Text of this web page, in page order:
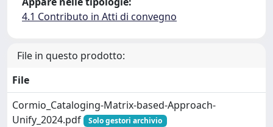
4.1 Contributo in Atti di convegno
File in questo prodotto:
File
Cormio_Cataloging-Matrix-based-Approach-
Unify_2024.pdf
Solo gestori archivio